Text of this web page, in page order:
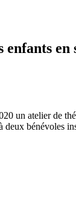
un atelier de
deux